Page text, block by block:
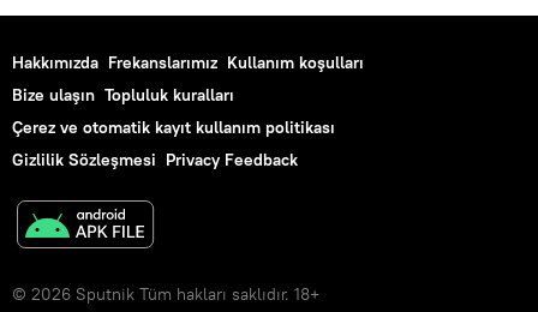
Hakkımızda Frekanslarımız Kullanım koşulları
Bize ulaşın Topluluk kuralları
Çerez ve otomatik kayıt kullanım politikası
Gizlilik Sözleşmesi Privacy Feedback
© 2026 Sputnik Tüm hakları saklıdır. 18+